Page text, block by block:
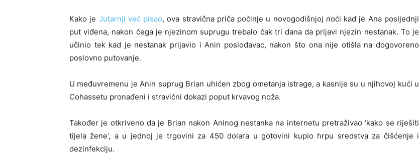
Kako je Jutarnji već pisao, ova stravična priča počinje u novogodišnjoj noći kad je Ana posljednji
put viđena, nakon čega je njezinom suprugu trebalo čak tri dana da prijavi njezin nestanak. To je
učinio tek kad je nestanak prijavio i Anin poslodavac, nakon što ona nije otišla na dogovoreno
poslovno putovanje.
U međuvremenu je Anin suprug Brian uhićen zbog ometanja istrage, a kasnije su u njihovoj kući u
Cohassetu pronađeni i stravični dokazi poput krvavog noža.
Također je otkriveno da je Brian nakon Aninog nestanka na internetu pretraživao ‘kako se riješiti
tijela žene‘, a u jednoj je trgovini za 450 dolara u gotovini kupio hrpu sredstva za čišćenje i
dezinfekciju.